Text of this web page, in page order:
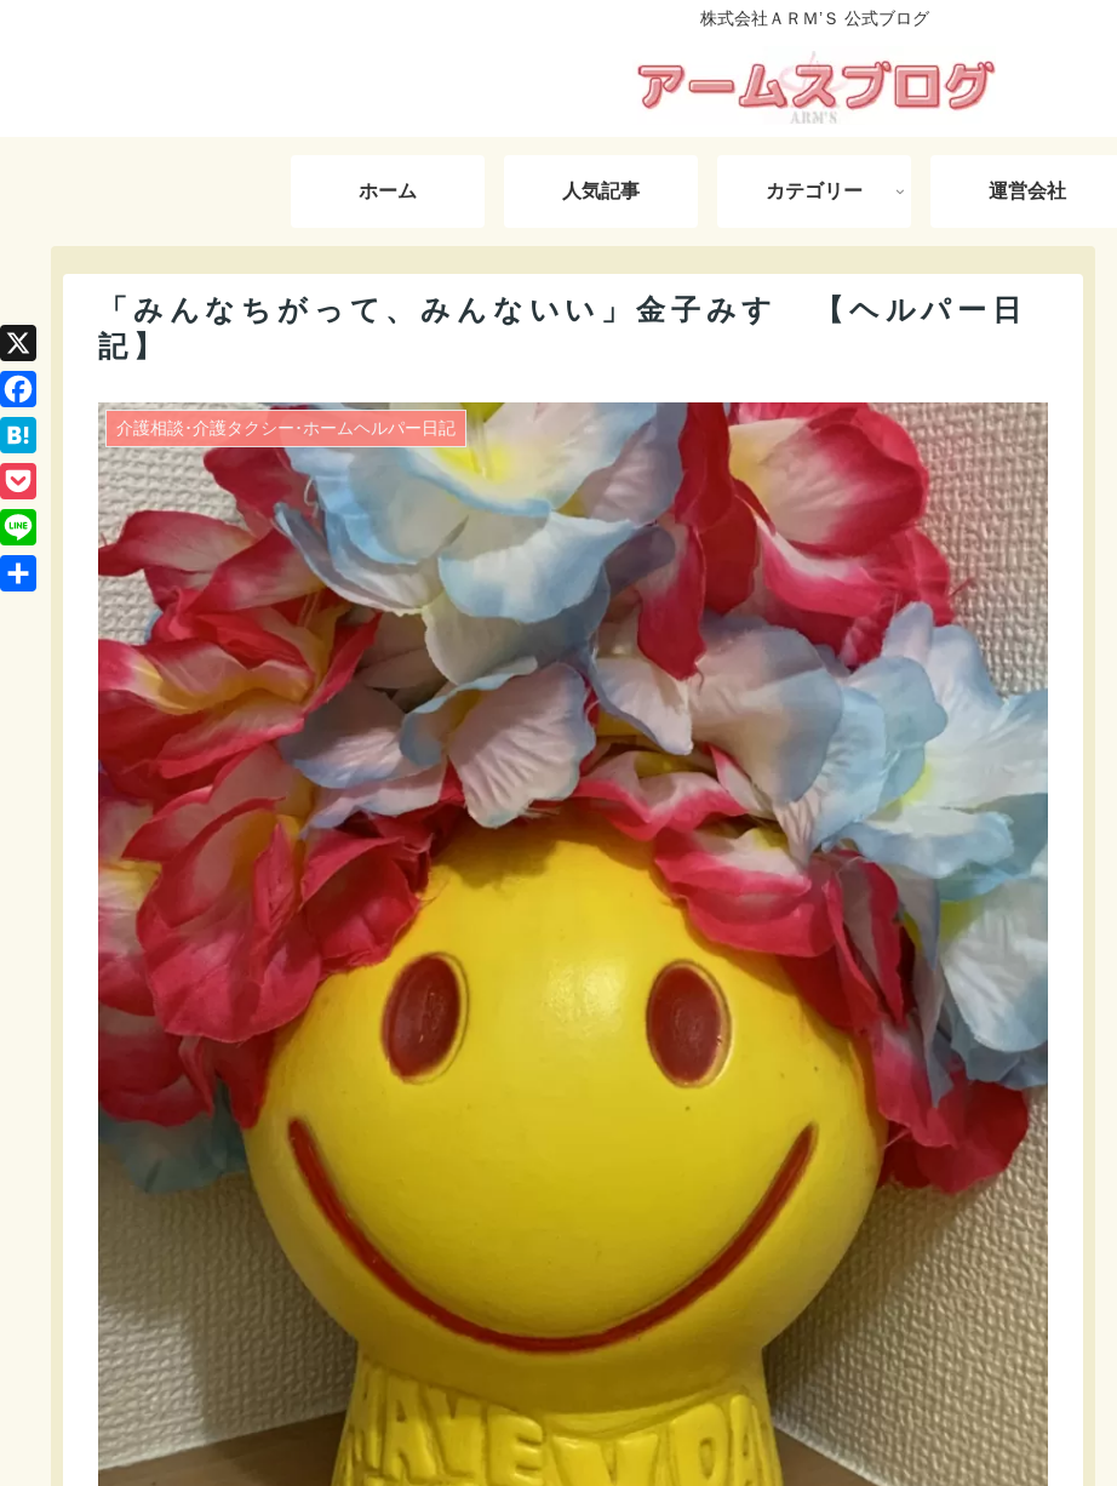
株式会社ＡＲＭ’Ｓ 公式ブログ
ホーム 人気記事 カテゴリー 運営会社
「みんなちがって、みんないい」金子みすゞ【ヘルパー日
記】
介護相談･介護タクシー･ホームヘルパー日記
X
F
a
c
e
b
H
a
t
e
P
o
c
L